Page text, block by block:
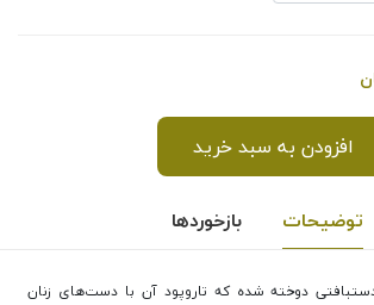
افزودن به سبد خرید
توضیحات بازخوردها
دوخته شده که تاروپود آن با دست‌های زنان